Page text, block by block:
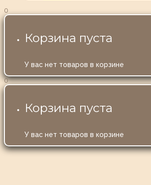
0
Корзина пуста
У вас нет товаров в корзине
0
Корзина пуста
У вас нет товаров в корзине